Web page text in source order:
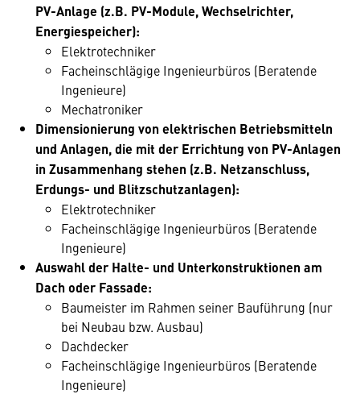
PV-Anlage (z.B. PV-Module, Wechselrichter,
Energiespeicher):
Elektrotechniker
Facheinschlägige Ingenieurbüros (Beratende
Ingenieure)
Mechatroniker
Dimensionierung von elektrischen Betriebsmitteln
und Anlagen, die mit der Errichtung von PV-Anlagen
in Zusammenhang stehen (z.B. Netzanschluss,
Erdungs- und Blitzschutzanlagen):
Elektrotechniker
Facheinschlägige Ingenieurbüros (Beratende
Ingenieure)
Auswahl der Halte- und Unterkonstruktionen am
Dach oder Fassade:
Baumeister im Rahmen seiner Bauführung (nur
bei Neubau bzw. Ausbau)
Dachdecker
Facheinschlägige Ingenieurbüros (Beratende
Ingenieure)